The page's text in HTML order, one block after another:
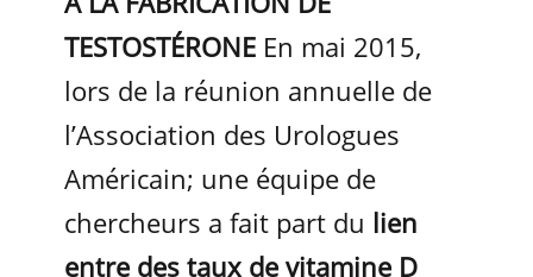
TESTOSTÉRONE En mai 2015,
lors de la réunion annuelle de
l’Association des Urologues
Américain; une équipe de
chercheurs a fait part du lien
entre des taux de vitamine D